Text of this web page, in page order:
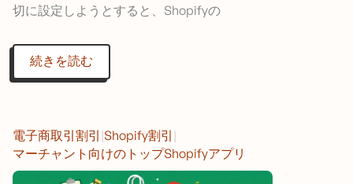
切に設定しようとすると、Shopifyの
続きを読む
電子商取引割引 |Shopify割引 |
マーチャント向けのトップShopifyアプリ